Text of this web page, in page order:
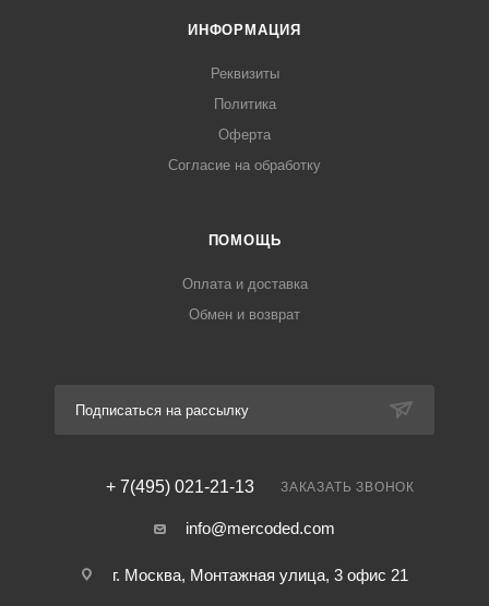
ИНФОРМАЦИЯ
Реквизиты
Политика
Оферта
Согласие на обработку
ПОМОЩЬ
Оплата и доставка
Обмен и возврат
Подписаться на рассылку
+ 7(495) 021-21-13 ЗАКАЗАТЬ ЗВОНОК
info@mercoded.com
г. Москва, Монтажная улица, 3 офис 21